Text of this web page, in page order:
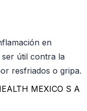
en
ser útil contra la
resfriados o gripa.
MEXICO S A